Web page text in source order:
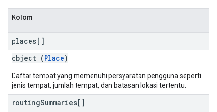
Kolom
places[]
object (Place)
Daftar tempat yang memenuhi persyaratan pengguna seperti
jenis tempat, jumlah tempat, dan batasan lokasi tertentu.
routingSummaries[]